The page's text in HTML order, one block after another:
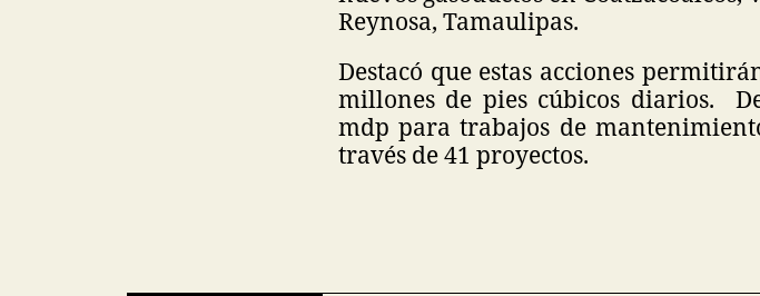
Reynosa, Tamaulipas.
Destacó que estas acciones
millones de pies cúbicos diarios.
mdp para trabajos de
través de 41 proyectos.